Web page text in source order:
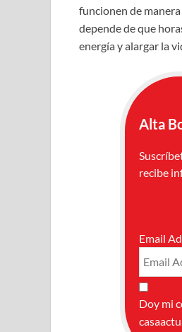
funcionen de
depende de que
energía y alargar la
Alta
recibe
Email
Doy mi